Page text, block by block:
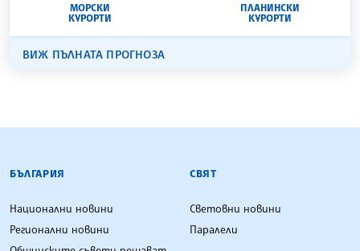
МОРСКИ
КУРОРТИ
ПЛАНИНСКИ
КУРОРТИ
ВИЖ ПЪЛНАТА ПРОГНОЗА
БЪЛГАРСКА ТЕЛЕГРАФНА АГЕНЦИЯ
БЪЛГАРИЯ
Национални новини
Регионални новини
СВЯТ
Световни новини
Паралели